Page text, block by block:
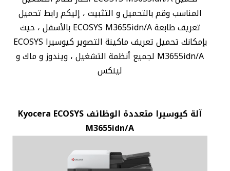
المناسب وقم بالتحميل و التثبيت ، إليكم رابط تحميل
تعريف طابعة ECOSYS M3655idn/A بالأسفل ، حيث
بإمكانك تحميل تعريف ماكينة التصوير كيوسيرا ECOSYS
M3655idn/A لجميع أنظمة التشغيل ، ويندوز و ماك و
لينكس
آلة كيوسيرا متعددة الوظائف Kyocera ECOSYS
M3655idn/A